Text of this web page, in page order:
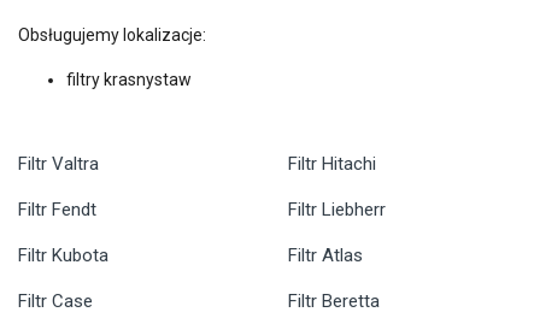
Obsługujemy lokalizacje:
filtry krasnystaw
Filtr Valtra
Filtr Fendt
Filtr Kubota
Filtr Case
Filtr Hitachi
Filtr Liebherr
Filtr Atlas
Filtr Beretta